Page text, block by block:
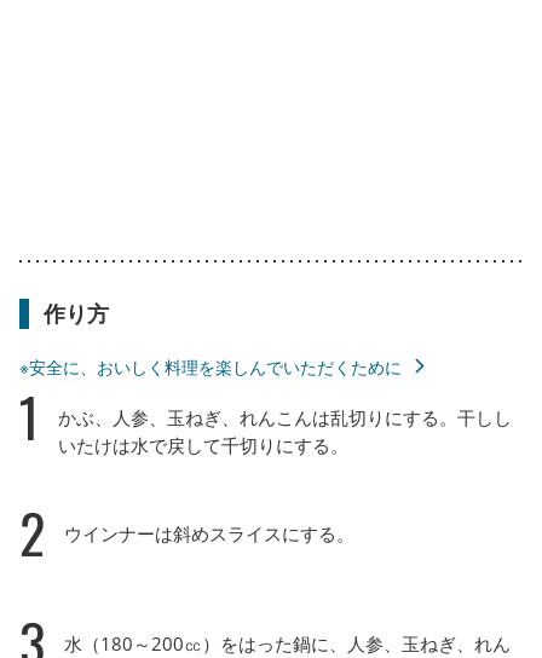
作り方
※安全に、おいしく料理を楽しんでいただくために
1
かぶ、人参、玉ねぎ、れんこんは乱切りにする。干しし
いたけは水で戻して千切りにする。
2 ウインナーは斜めスライスにする。
水（180～200㏄）をはった鍋に、人参、玉ねぎ、れん